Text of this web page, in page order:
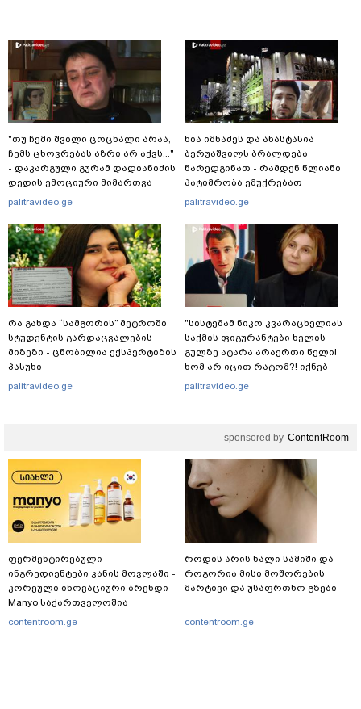
"თუ ჩემი შვილი ცოცხალი არაა,
ჩემს ცხოვრებას აზრი არ აქვს..."
- დაკარგული გურამ დადიანიძის
დედის ემოციური მიმართვა
palitravideo.ge
რა გახდა “სამგორის” მეტროში
სტუდენტის გარდაცვალების
მიზეზი - ცნობილია ექსპერტიზის
პასუხი
palitravideo.ge
ნია იმნაძეს და ანასტასია
ბერუაშვილს ბრალდება
წარედგინათ - რამდენ წლიანი
პატიმრობა ემუქრებათ
არასრულწლოვნებს?
palitravideo.ge
"სისტემამ ნიკო კვარაცხელიას
საქმის ფიგურანტები ხელის
გულზე ატარა არაერთი წელი!
ხომ არ იცით რატომ?! იქნებ
იმიტომ რომ თავად
palitravideo.ge
sponsored by ContentRoom
ფერმენტირებული
ინგრედიენტები კანის მოვლაში -
კორეული ინოვაციური ბრენდი
Manyo საქართველოშია
contentroom.ge
როდის არის ხალი საშიში და
როგორია მისი მოშორების
მარტივი და უსაფრთხო გზები
contentroom.ge